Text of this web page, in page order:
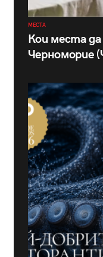
МЕСТА
Кои места
Черноморие